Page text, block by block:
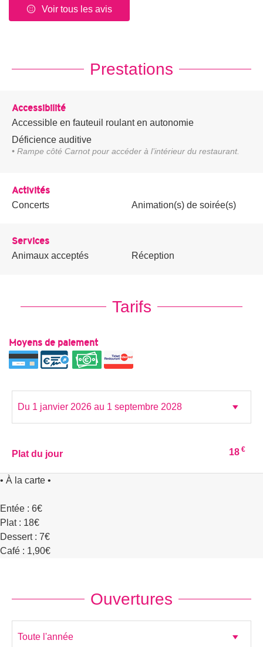
Voir tous les avis
Prestations
Accessibilité
Accessible en fauteuil roulant en autonomie
Déficience auditive
• Rampe côté Carnot pour accéder à l’intérieur du restaurant.
Activités
Concerts Animation(s) de soirée(s)
Services
Animaux acceptés Réception
Tarifs
Moyens de paiement
Plat du jour 18 €
• À la carte •
Entée : 6€
Plat : 18€
Dessert : 7€
Café : 1,90€
Ouvertures